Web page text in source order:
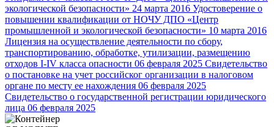
экологической безопасности» 24 марта 2016 Удостоверение о
повышении квалификации от НОЧУ ДПО «Центр
промышленной и экологической безопасности» 10 марта 2016
Лицензия на осуществление деятельности по сбору,
транспортированию, обработке, утилизации, размещению
отходов I-IV класса опасности 06 февраля 2025 Свидетельство
о постановке на учет российског организации в налоговом
органе по месту ее нахождения 06 февраля 2025
Свидетельство о государственной регистрации юридического
лица 06 февраля 2025